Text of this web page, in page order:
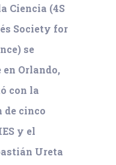
Ciencia (4S
Society for
se
Orlando,
con la
cinco
y el
Ureta